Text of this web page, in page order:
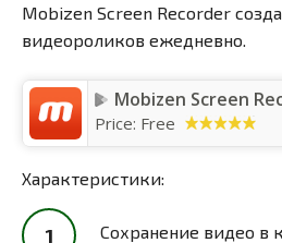
Mobizen Screen Recorder
видеороликов ежедневно.
Mobizen Screen
Price: Free
Характеристики:
Сохранение видео в